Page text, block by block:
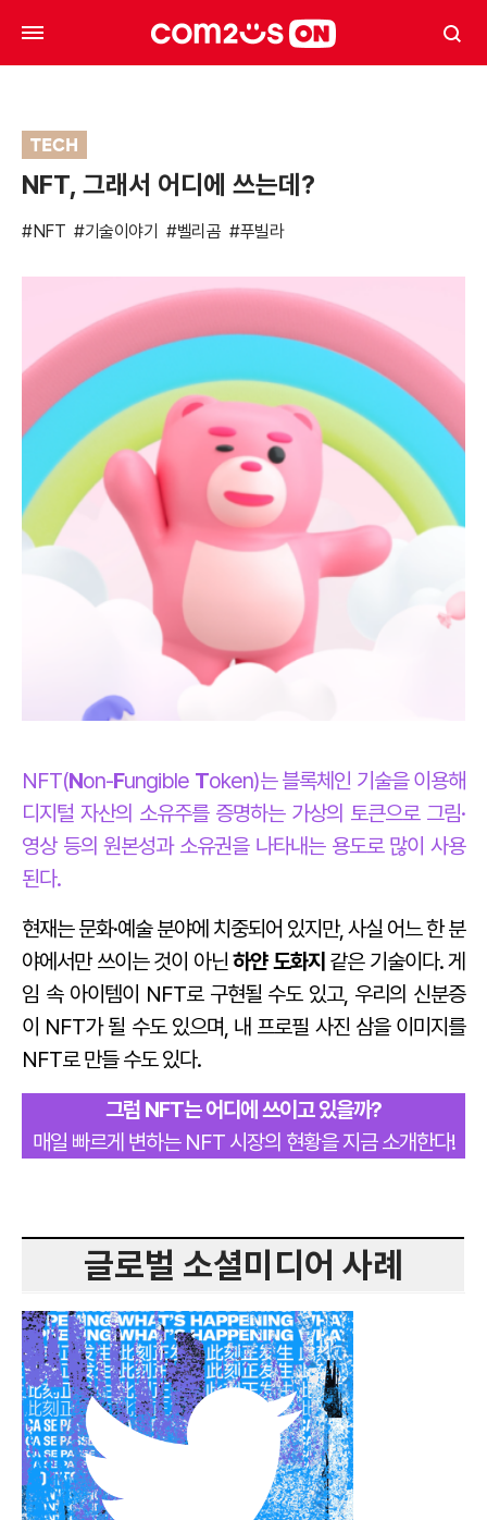
TECH
NFT, 그래서 어디에 쓰는데?
#NFT #기술이야기 #벨리곰 #푸빌라
NFT(Non-Fungible Token)는 블록체인 기술을 이용해
디지털 자산의 소유주를 증명하는 가상의 토큰으로 그림·
영상 등의 원본성과 소유권을 나타내는 용도로 많이 사용
된다.
현재는 문화·예술 분야에 치중되어 있지만, 사실 어느 한 분
야에서만 쓰이는 것이 아닌 하얀 도화지 같은 기술이다. 게
임 속 아이템이 NFT로 구현될 수도 있고, 우리의 신분증
이 NFT가 될 수도 있으며, 내 프로필 사진 삼을 이미지를
NFT로 만들 수도 있다.
그럼 NFT는 어디에 쓰이고 있을까?
매일 빠르게 변하는 NFT 시장의 현황을 지금 소개한다!
글로벌 소셜미디어 사례